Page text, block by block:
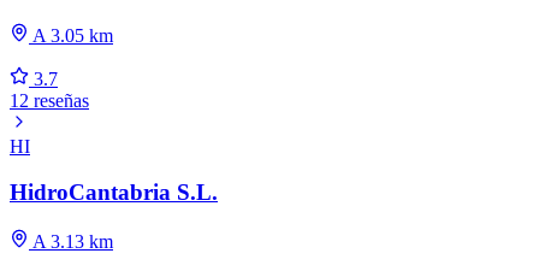
A 3.05 km
3.7
12 reseñas
HI
HidroCantabria S.L.
A 3.13 km